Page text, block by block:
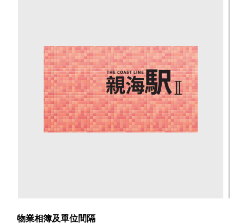
物業相簿及單位間隔